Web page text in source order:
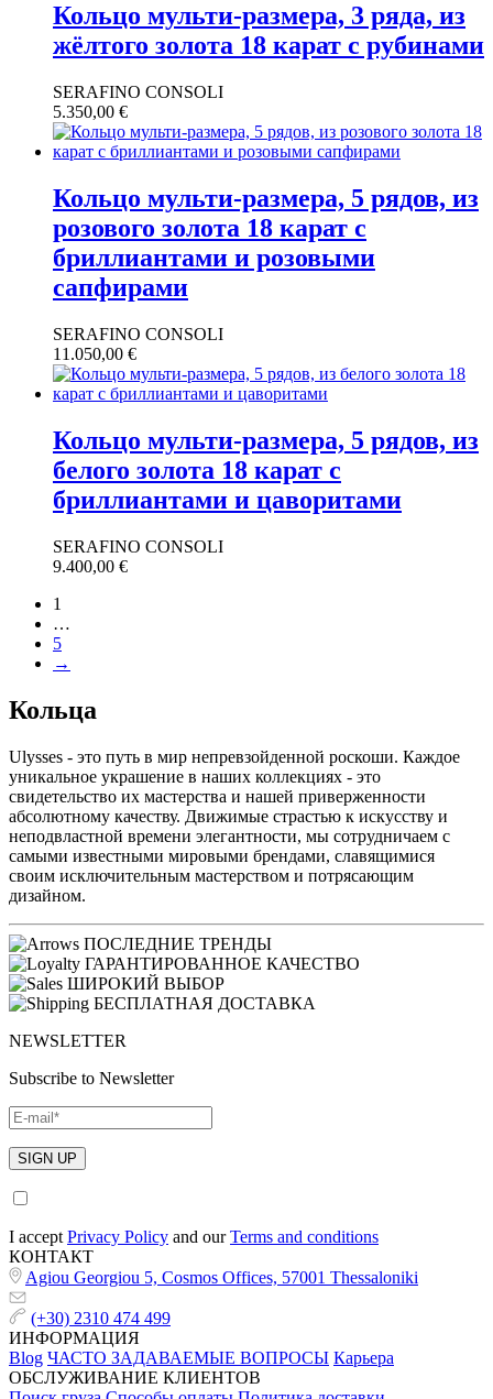
Кольцо мульти-размера, 3 ряда, из
жёлтого золота 18 карат с рубинами
SERAFINO CONSOLI
5.350,00 €
Кольцо мульти-размера, 5 рядов, из
розового золота 18 карат с
бриллиантами и розовыми
сапфирами
SERAFINO CONSOLI
11.050,00 €
Кольцо мульти-размера, 5 рядов, из
белого золота 18 карат с
бриллиантами и цаворитами
SERAFINO CONSOLI
9.400,00 €
1
…
5
→
Кольца
Ulysses - это путь в мир непревзойденной роскоши. Каждое
уникальное украшение в наших коллекциях - это
свидетельство их мастерства и нашей приверженности
абсолютному качеству. Движимые страстью к искусству и
неподвластной времени элегантности, мы сотрудничаем с
самыми известными мировыми брендами, славящимися
своим исключительным мастерством и потрясающим
дизайном.
ПОСЛЕДНИЕ ТРЕНДЫ
ГАРАНТИРОВАННОЕ КАЧЕСТВО
ШИРОКИЙ ВЫБОР
БЕСПЛАТНАЯ ДОСТАВКА
NEWSLETTER
Subscribe to Newsletter
I accept Privacy Policy and ourTerms and conditions
КОНТАКТ
Agiou Georgiou 5, Cosmos Offices, 57001 Thessaloniki
(+30) 2310 474 499
ИНФОРМАЦИЯ
Blog ЧАСТО ЗАДАВАЕМЫЕ ВОПРОСЫ Карьера
ОБСЛУЖИВАНИЕ КЛИЕНТОВ